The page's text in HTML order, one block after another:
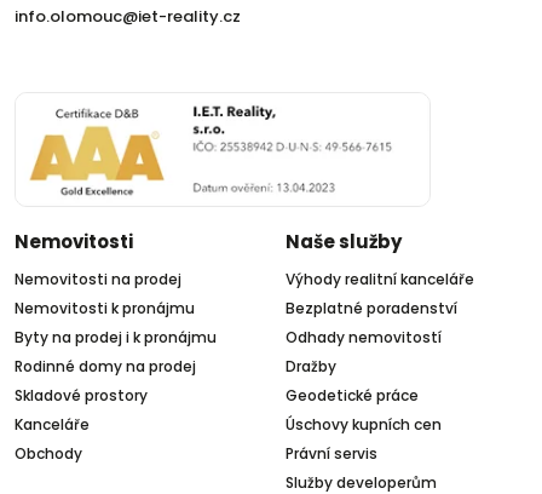
info.olomouc@iet-reality.cz
Nemovitosti
Nemovitosti na prodej
Nemovitosti k pronájmu
Byty na prodej i k pronájmu
Rodinné domy na prodej
Skladové prostory
Kanceláře
Obchody
Naše služby
Výhody realitní kanceláře
Bezplatné poradenství
Odhady nemovitostí
Dražby
Geodetické práce
Úschovy kupních cen
Právní servis
Služby developerům